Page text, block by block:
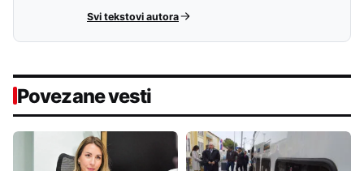
Svi tekstovi autora
Povezane vesti